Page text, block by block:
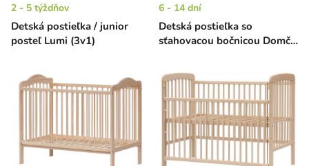
Detská postieľka / junior
posteľ Lumi (3v1)
2 - 5 týždňov
Detská postieľka so
sťahovacou bočnicou Domčo
6 - 14 dní